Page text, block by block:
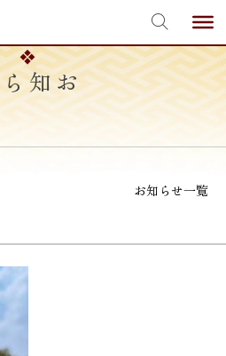
お知らせ一覧